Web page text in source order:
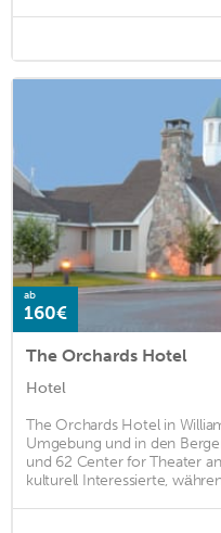
ab
160€
The Orchards Hotel
Hotel
The Orchards Hotel in
Umgebung und in den
und 62 Center for Theater
kulturell Interessierte,